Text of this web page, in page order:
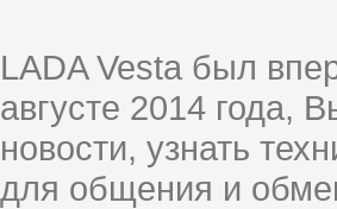
LADA Vesta был
августе 2014 года,
новости, узнать
для общения и